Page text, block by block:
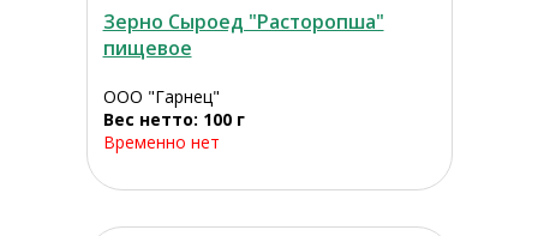
Зерно Сыроед "Расторопша"
пищевое
ООО "Гарнец"
Вес нетто: 100 г
Временно нет